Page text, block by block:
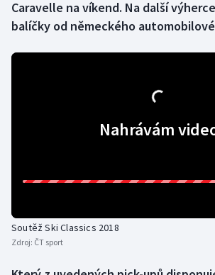
Curling
Házená
Jezdectví
Caravelle na víkend. Na další
balíčky od německého
Nahrávám
Soutěž Ski Classics 2018
Zdroj: ČT sport